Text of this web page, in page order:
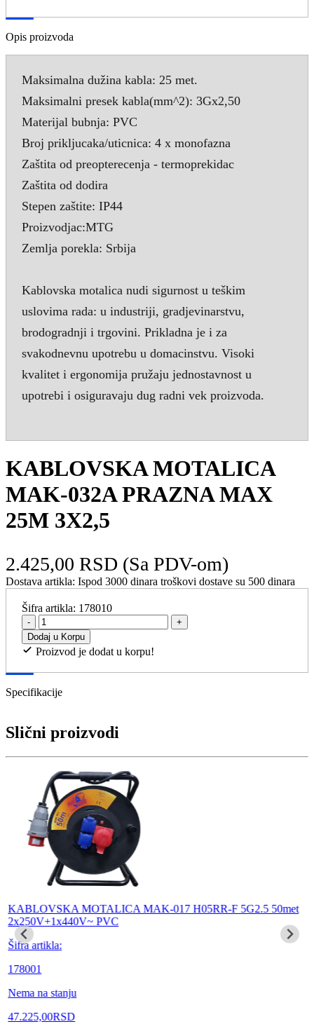
Opis proizvoda
Maksimalna dužina kabla: 25 met.
Maksimalni presek kabla(mm^2): 3Gx2,50
Materijal bubnja: PVC
Broj prikljucaka/uticnica: 4 x monofazna
Zaštita od preopterecenja - termoprekidac
Zaštita od dodira
Stepen zaštite: IP44
Proizvodjac:MTG
Zemlja porekla: Srbija
Kablovska motalica nudi sigurnost u teškim
uslovima rada: u industriji, gradjevinarstvu,
brodogradnji i trgovini. Prikladna je i za
svakodnevnu upotrebu u domacinstvu. Visoki
kvalitet i ergonomija pružaju jednostavnost u
upotrebi i osiguravaju dug radni vek proizvoda.
KABLOVSKA MOTALICA
MAK-032A PRAZNA MAX
25M 3X2,5
2.425,00 RSD (Sa PDV-om)
Dostava artikla: Ispod 3000 dinara troškovi dostave su 500 dinara
Šifra artikla: 178010
-
+
Dodaj u Korpu
Proizvod je dodat u korpu!
Specifikacije
Slični proizvodi
KABLOVSKA MOTALICA MAK-017 H05RR-F 5G2.5 50met
2x250V+1x440V~ PVC
Šifra artikla:
178001
Nema na stanju
47.225,00RSD